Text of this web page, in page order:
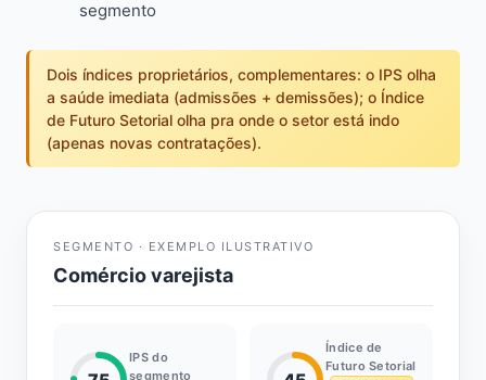
segmento
Dois índices proprietários, complementares: o IPS olha
a saúde imediata (admissões + demissões); o Índice
de Futuro Setorial olha pra onde o setor está indo
(apenas novas contratações).
SEGMENTO · EXEMPLO ILUSTRATIVO
Comércio varejista
IPS do
segmento
Índice de
Futuro Setorial